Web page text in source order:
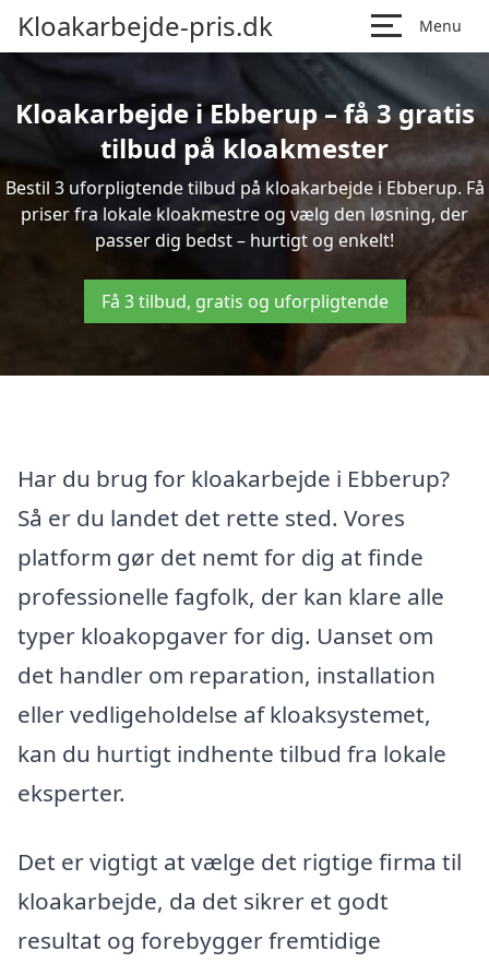
Kloakarbejde-pris.dk Menu
Kloakarbejde i Ebberup – få 3 gratis
tilbud på kloakmester
Bestil 3 uforpligtende tilbud på kloakarbejde i Ebberup. Få
priser fra lokale kloakmestre og vælg den løsning, der
passer dig bedst – hurtigt og enkelt!
Få 3 tilbud, gratis og uforpligtende
Har du brug for kloakarbejde i Ebberup?
Så er du landet det rette sted. Vores
platform gør det nemt for dig at finde
professionelle fagfolk, der kan klare alle
typer kloakopgaver for dig. Uanset om
det handler om reparation, installation
eller vedligeholdelse af kloaksystemet,
kan du hurtigt indhente tilbud fra lokale
eksperter.
Det er vigtigt at vælge det rigtige firma til
kloakarbejde, da det sikrer et godt
resultat og forebygger fremtidige